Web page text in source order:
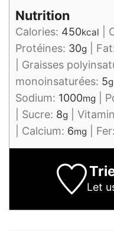
Nutrition
Calories: 450kcal
Protéines: 30g
Graisses
monoinsaturées: 5g
Sodium: 1000mg
Sucre: 8g
Calcium: 6mg Fer:
Let